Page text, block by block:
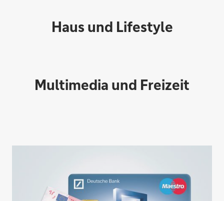
Haus und Lifestyle
Multimedia und Freizeit